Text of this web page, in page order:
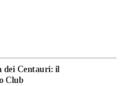
dei Centauri: il
Club